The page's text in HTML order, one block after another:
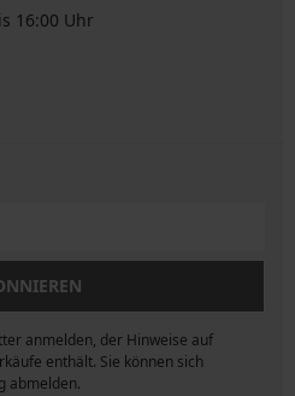
16:00 Uhr
anmelden, der Hinweise auf
enthält. Sie können sich
abmelden.